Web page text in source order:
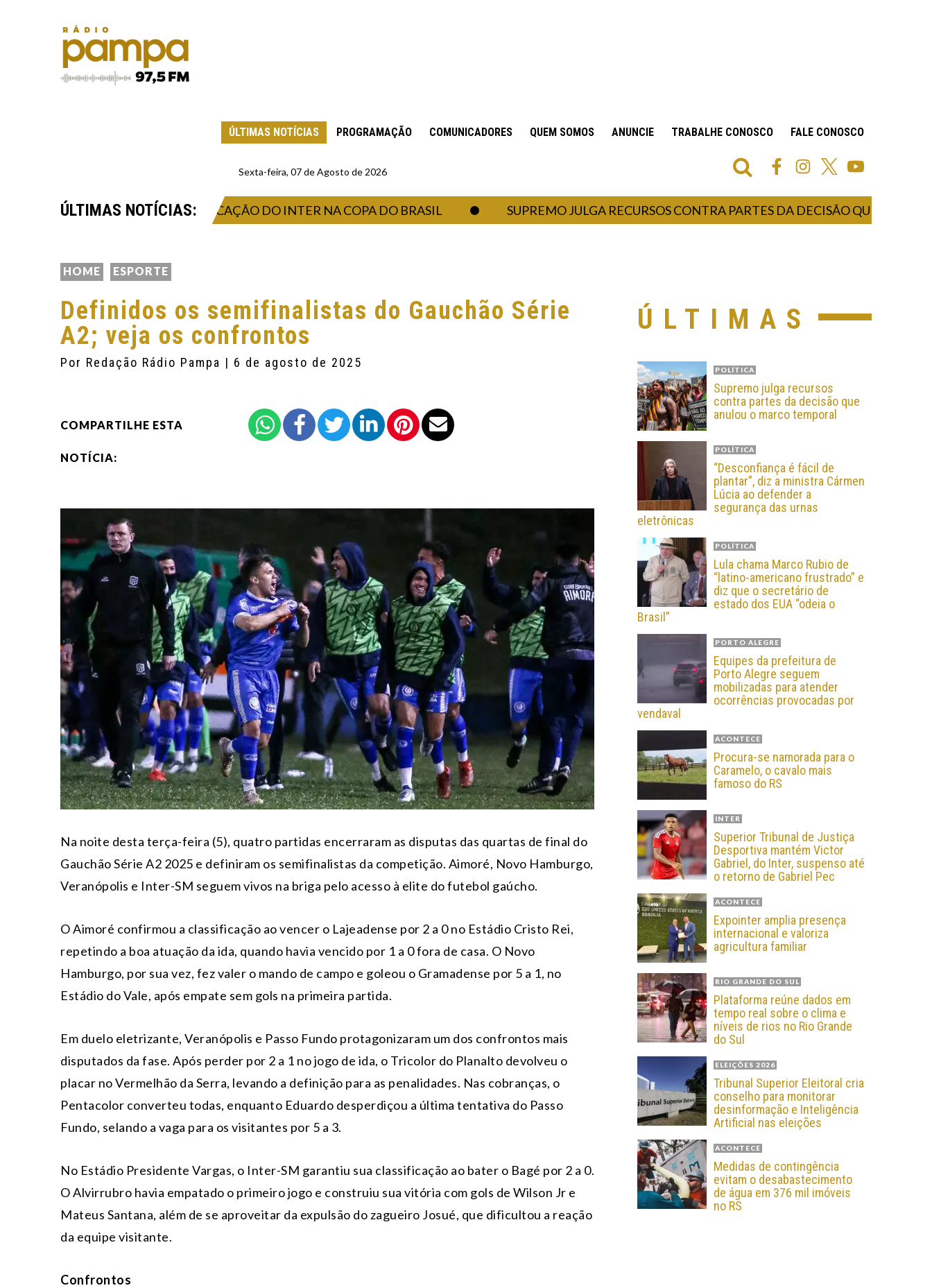
ÚLTIMAS NOTÍCIAS PROGRAMAÇÃO COMUNICADORES QUEM SOMOS ANUNCIE TRABALHE CONOSCO FALE CONOSCO
Sexta-feira, 07 de Agosto de 2026
ÚLTIMAS NOTÍCIAS:
APÓS A CLASSIFICAÇÃO DO INTER NA COPA DO BRASIL SUPREMO JULGA RECURSOS CONTRA PARTES DA DECISÃO QUE ANULOU O
HOME ESPORTE
Definidos os semifinalistas do Gauchão Série
A2; veja os confrontos
Por Redação Rádio Pampa | 6 de agosto de 2025
COMPARTILHE ESTA
NOTÍCIA:
Na noite desta terça-feira (5), quatro partidas encerraram as disputas das quartas de final do
Gauchão Série A2 2025 e definiram os semifinalistas da competição. Aimoré, Novo Hamburgo,
Veranópolis e Inter-SM seguem vivos na briga pelo acesso à elite do futebol gaúcho.
O Aimoré confirmou a classificação ao vencer o Lajeadense por 2 a 0 no Estádio Cristo Rei,
repetindo a boa atuação da ida, quando havia vencido por 1 a 0 fora de casa. O Novo
Hamburgo, por sua vez, fez valer o mando de campo e goleou o Gramadense por 5 a 1, no
Estádio do Vale, após empate sem gols na primeira partida.
Em duelo eletrizante, Veranópolis e Passo Fundo protagonizaram um dos confrontos mais
disputados da fase. Após perder por 2 a 1 no jogo de ida, o Tricolor do Planalto devolveu o
placar no Vermelhão da Serra, levando a definição para as penalidades. Nas cobranças, o
Pentacolor converteu todas, enquanto Eduardo desperdiçou a última tentativa do Passo
Fundo, selando a vaga para os visitantes por 5 a 3.
No Estádio Presidente Vargas, o Inter-SM garantiu sua classificação ao bater o Bagé por 2 a 0.
O Alvirrubro havia empatado o primeiro jogo e construiu sua vitória com gols de Wilson Jr e
Mateus Santana, além de se aproveitar da expulsão do zagueiro Josué, que dificultou a reação
da equipe visitante.
Confrontos
ÚLTIMAS
POLÍTICA
Supremo julga recursos
contra partes da decisão que
anulou o marco temporal
POLÍTICA
“Desconfiança é fácil de
plantar”, diz a ministra Cármen
Lúcia ao defender a
segurança das urnas
eletrônicas
POLÍTICA
Lula chama Marco Rubio de
“latino-americano frustrado” e
diz que o secretário de
estado dos EUA “odeia o
Brasil”
PORTO ALEGRE
Equipes da prefeitura de
Porto Alegre seguem
mobilizadas para atender
ocorrências provocadas por
vendaval
ACONTECE
Procura-se namorada para o
Caramelo, o cavalo mais
famoso do RS
INTER
Superior Tribunal de Justiça
Desportiva mantém Victor
Gabriel, do Inter, suspenso até
o retorno de Gabriel Pec
ACONTECE
Expointer amplia presença
internacional e valoriza
agricultura familiar
RIO GRANDE DO SUL
Plataforma reúne dados em
tempo real sobre o clima e
níveis de rios no Rio Grande
do Sul
ELEIÇÕES 2026
Tribunal Superior Eleitoral cria
conselho para monitorar
desinformação e Inteligência
Artificial nas eleições
ACONTECE
Medidas de contingência
evitam o desabastecimento
de água em 376 mil imóveis
no RS